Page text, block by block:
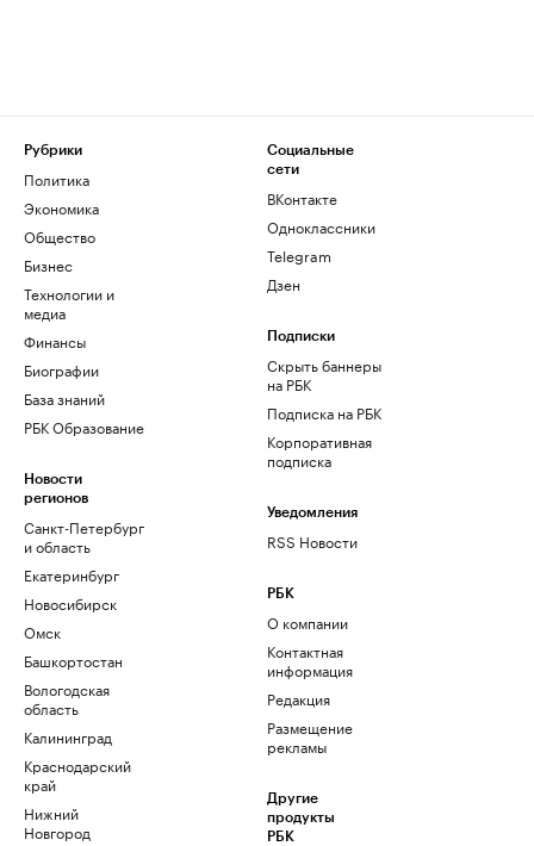
Рубрики
Политика
Экономика
Общество
Бизнес
Технологии и
медиа
Финансы
Биографии
База знаний
РБК Образование
Новости
регионов
Санкт-Петербург
и область
Екатеринбург
Новосибирск
Омск
Башкортостан
Вологодская
область
Калининград
Краснодарский
край
Нижний
Новгород
Социальные
сети
ВКонтакте
Одноклассники
Telegram
Дзен
Подписки
Скрыть баннеры
на РБК
Подписка на РБК
Корпоративная
подписка
Уведомления
RSS Новости
РБК
О компании
Контактная
информация
Редакция
Размещение
рекламы
Другие
продукты
РБК